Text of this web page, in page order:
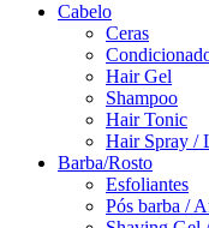
Cabelo
Ceras
Hair Gel
Shampoo
Hair Tonic
Hair Spray /
Barba/Rosto
Esfoliantes
Pós barba /